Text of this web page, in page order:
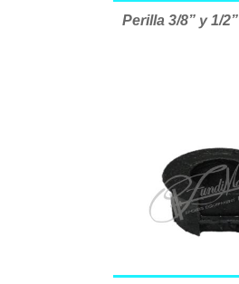
Perilla 3/8” y 1/2”